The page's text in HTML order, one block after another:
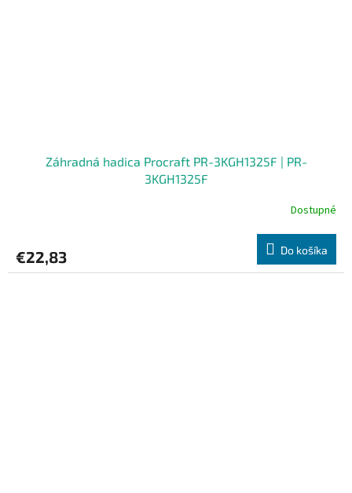
Záhradná hadica Procraft PR-3KGH1325F | PR-
3KGH1325F
Dostupné
€22,83 Do košíka